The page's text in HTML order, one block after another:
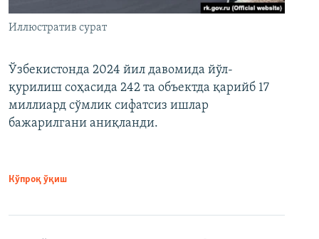
Иллюстратив сурат
Ўзбекистонда 2024 йил давомида йўл-
қурилиш соҳасида 242 та объектда қарийб 17
миллиард сўмлик сифатсиз ишлар
бажарилгани аниқланди.
Кўпроқ ўқиш